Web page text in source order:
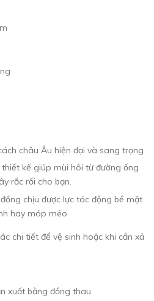
châu Âu hiện đại và sang trọng
kế giúp mùi hôi từ đường ống
rắc rối cho bạn.
chịu được lực tác động bề mặt
hay móp méo
chi tiết để vệ sinh hoặc khi cần xả
xuất bằng đồng thau